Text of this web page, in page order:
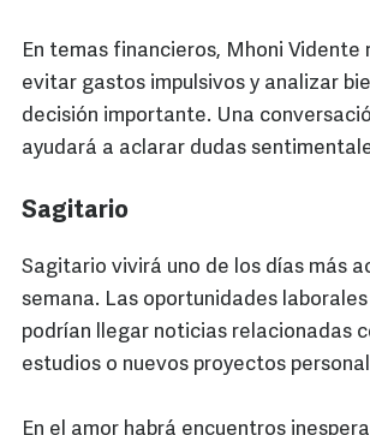
En temas financieros, Mhoni Vidente
evitar gastos impulsivos y analizar
decisión importante. Una
ayudará a aclarar dudas
Sagitario
Sagitario vivirá uno de los días más
semana. Las oportunidades
podrían llegar noticias relacionadas
estudios o nuevos proyectos
En el amor habrá encuentros